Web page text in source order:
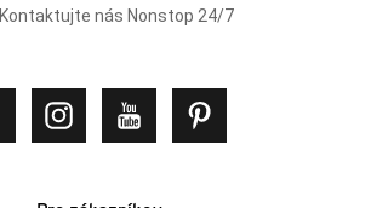
Kontaktujte nás Nonstop 24/7